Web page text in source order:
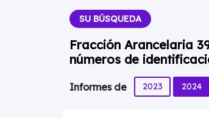
SU BÚSQUEDA
Fracción Arancelaria
números de
Informes de 2023 2024